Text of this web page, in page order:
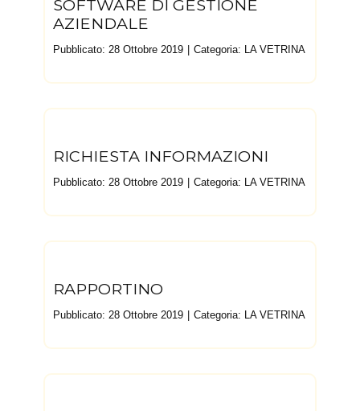
SOFTWARE DI GESTIONE
AZIENDALE
Pubblicato: 28 Ottobre 2019 Categoria: LA VETRINA
RICHIESTA INFORMAZIONI
Pubblicato: 28 Ottobre 2019 Categoria: LA VETRINA
RAPPORTINO
Pubblicato: 28 Ottobre 2019 Categoria: LA VETRINA